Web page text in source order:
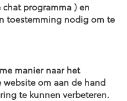
chat programma ) en
toestemming nodig om te
manier naar het
website om aan de hand
te kunnen verbeteren.